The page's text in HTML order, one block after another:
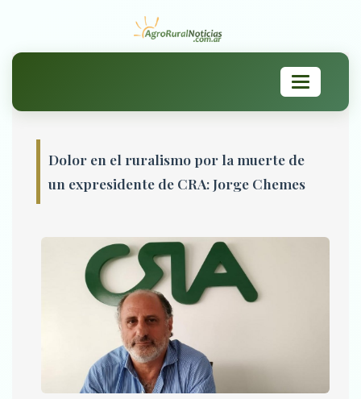
Toggle
navigation
Dolor en el ruralismo por la muerte de
un expresidente de CRA: Jorge Chemes